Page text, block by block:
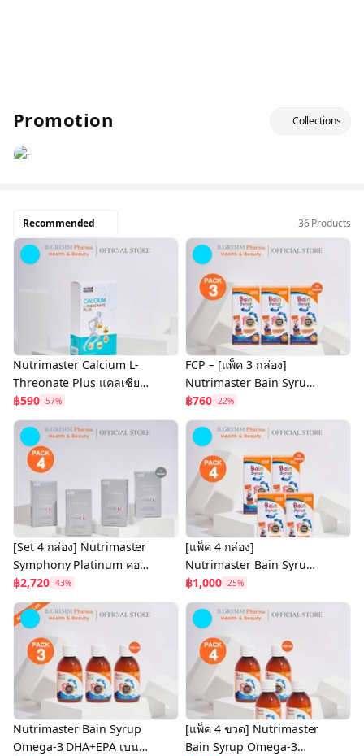
Promotion Collections
Recommended 36 Products
Nutrimaster Calcium L-
Threonate Plus แคลเซียม
เสริมสร้างมวลกระดูก และ
บรรเทาข้ออักเสบ
฿590 -57%
FCP – [แพ็ค 3 กล่อง]
Nutrimaster Bain Syrup
Omega-3 DHA+EPA เบน
ไซรัป น้ำมันปลาสำหรับเด็ก
โอเมก้า-3
฿760 -22%
[Set 4 กล่อง] Nutrimaster
Symphony Platinum คอล
ลาเจนไดเปบไทด์จาก
ประเทศญี่ปุ่น 10,000 มก.
฿2,720 -43%
[แพ็ค 4 กล่อง]
Nutrimaster Bain Syrup
Omega-3 DHA+EPA เบน
ไซรัป น้ำมันปลาสำหรับเด็ก
โอเมก้า-3
฿1,000 -25%
Nutrimaster Bain Syrup
Omega-3 DHA+EPA เบน
[แพ็ค 4 ขวด] Nutrimaster
Bain Syrup Omega-3